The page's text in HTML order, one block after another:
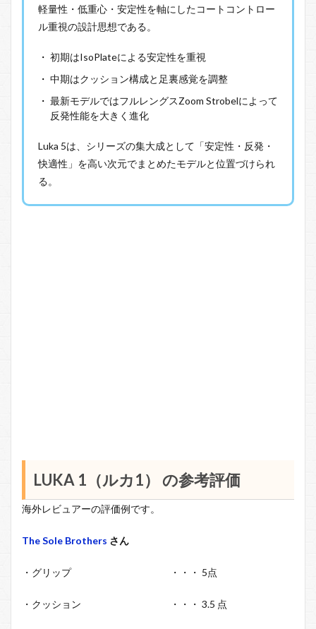
軽量性・低重心・安定性を軸にしたコートコントロー
ル重視の設計思想である。
初期はIsoPlateによる安定性を重視
中期はクッション構成と足裏感覚を調整
最新モデルではフルレングスZoom Strobelによって
反発性能を大きく進化
Luka 5は、シリーズの集大成として「安定性・反発・
快適性」を高い次元でまとめたモデルと位置づけられ
る。
LUKA 1（ルカ1） の参考評価
海外レビュアーの評価例です。
The Sole Brothers さん
・グリップ ・・・ 5点
・クッション ・・・ 3.5 点